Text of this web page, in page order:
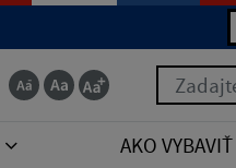
Zadajte
AKO VYBAVIŤ